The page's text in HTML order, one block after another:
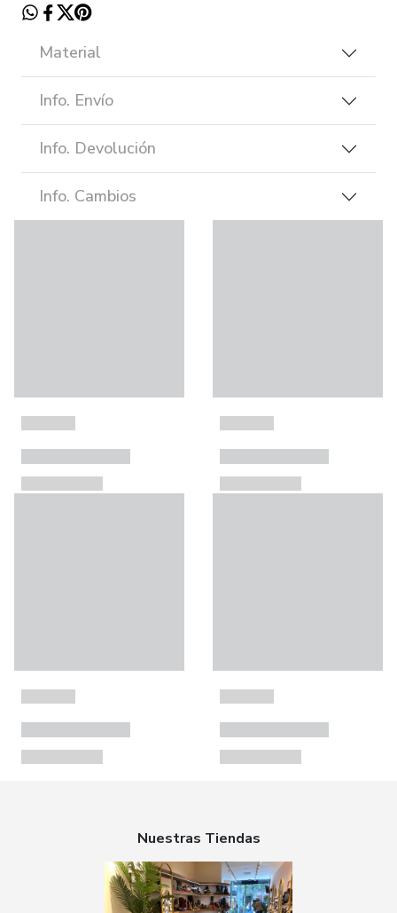
Material
Info. Envío
Info. Devolución
Info. Cambios
Nuestras Tiendas